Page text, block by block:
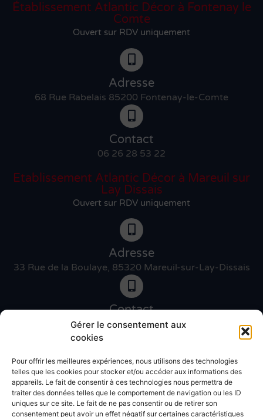
Gérer le consentement aux
cookies
Pour offrir les meilleures expériences, nous utilisons des technologies
telles que les cookies pour stocker et/ou accéder aux informations des
appareils. Le fait de consentir à ces technologies nous permettra de
traiter des données telles que le comportement de navigation ou les ID
uniques sur ce site. Le fait de ne pas consentir ou de retirer son
consentement peut avoir un effet négatif sur certaines caractéristiques
Établissement Atlantic Décor à Fontenay le
Comte
Ouvert sur RDV uniquement
Adresse
68 Rue Rabelais 85200 Fontenay-le-Comte
Contact
06 26 28 53 22
Etablissement Atlantic Décor à Mareuil sur
Lay Dissais
Ouvert sur RDV uniquement
Adresse
33 Rue de la Boulaye, 85320 Mareuil-sur-Lay-Dissais
Contact
06 46 27 89 83
Contact
02 51 30 31 09
Devis gratuit